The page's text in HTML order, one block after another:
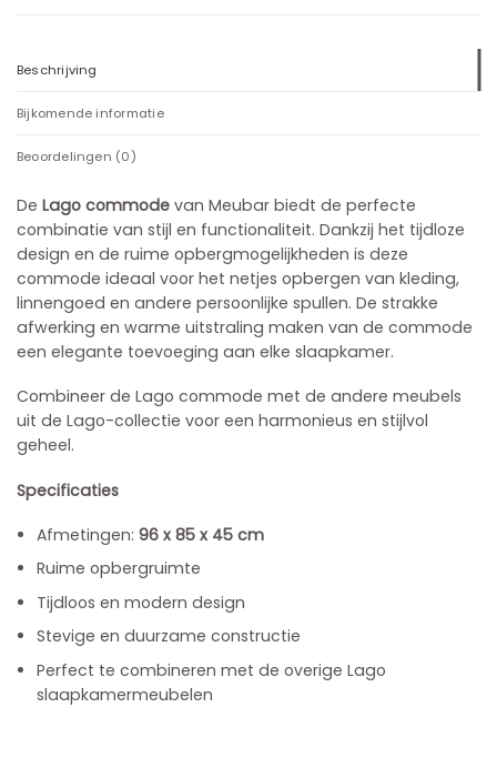
Beschrijving
Bijkomende informatie
Beoordelingen (0)
De Lago commode van Meubar biedt de perfecte
combinatie van stijl en functionaliteit. Dankzij het tijdloze
design en de ruime opbergmogelijkheden is deze
commode ideaal voor het netjes opbergen van kleding,
linnengoed en andere persoonlijke spullen. De strakke
afwerking en warme uitstraling maken van de commode
een elegante toevoeging aan elke slaapkamer.
Combineer de Lago commode met de andere meubels
uit de Lago-collectie voor een harmonieus en stijlvol
geheel.
Specificaties
Afmetingen:96 x 85 x 45 cm
Ruime opbergruimte
Tijdloos en modern design
Stevige en duurzame constructie
Perfect te combineren met de overige Lago
slaapkamermeubelen